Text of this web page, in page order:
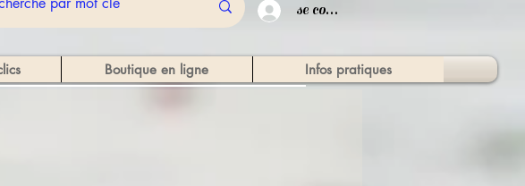
se connecter
Boutique en ligne Infos pratiques